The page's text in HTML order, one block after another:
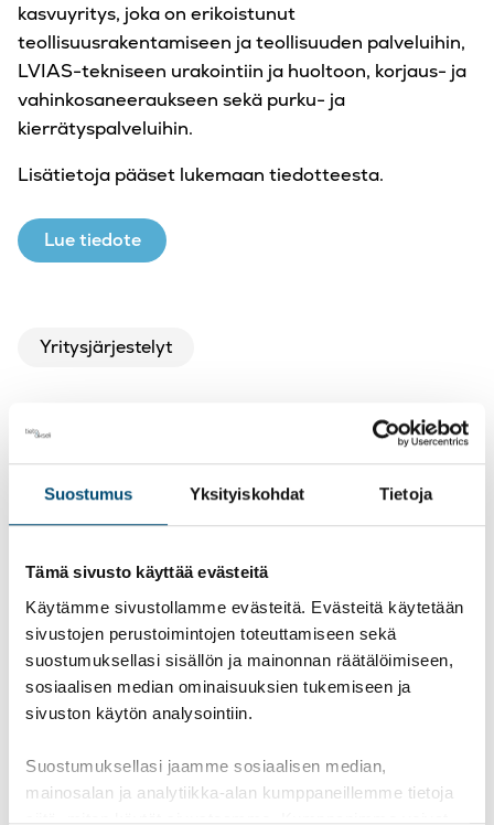
Suostumus Yksityiskohdat Tietoja
Tämä sivusto käyttää evästeitä
Käytämme sivustollamme evästeitä. Evästeitä käytetään
sivustojen perustoimintojen toteuttamiseen sekä
suostumuksellasi sisällön ja mainonnan räätälöimiseen,
sosiaalisen median ominaisuuksien tukemiseen ja
sivuston käytön analysointiin.
Suostumuksellasi jaamme sosiaalisen median,
mainosalan ja analytiikka-alan kumppaneillemme tietoja
kasvuyritys, joka on erikoistunut
teollisuusrakentamiseen ja teollisuuden palveluihin,
LVIAS-tekniseen urakointiin ja huoltoon, korjaus- ja
vahinkosaneeraukseen sekä purku- ja
kierrätyspalveluihin.
Lisätietoja pääset lukemaan tiedotteesta.
Lue tiedote
Yritysjärjestelyt
FacebookLinkedIn
Tilaa uutiskirjeemme